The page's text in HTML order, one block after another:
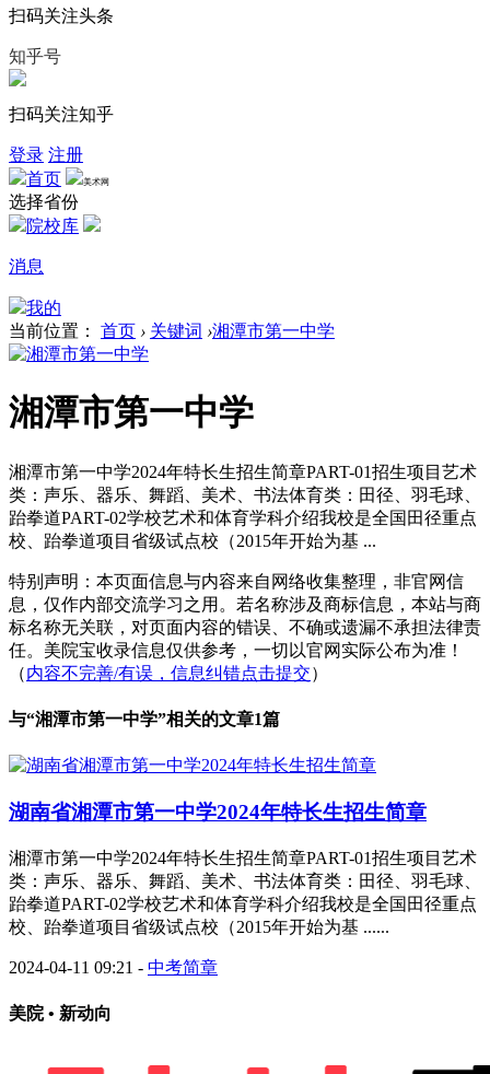
扫码关注头条
知乎号
扫码关注知乎
登录 注册
首页
美术网
选择省份
院校库
消息
我的
当前位置：
首页 › 关键词 ›湘潭市第一中学
湘潭市第一中学
湘潭市第一中学2024年特长生招生简章PART-01招生项目艺术
类：声乐、器乐、舞蹈、美术、书法体育类：田径、羽毛球、
跆拳道PART-02学校艺术和体育学科介绍我校是全国田径重点
校、跆拳道项目省级试点校（2015年开始为基 ...
特别声明：本页面信息与内容来自网络收集整理，非官网信
息，仅作内部交流学习之用。若名称涉及商标信息，本站与商
标名称无关联，对页面内容的错误、不确或遗漏不承担法律责
任。美院宝收录信息仅供参考，一切以官网实际公布为准！
（内容不完善/有误，信息纠错点击提交）
与“湘潭市第一中学”相关的文章1篇
湖南省​湘潭市第一中学2024年特长生招生简章
湘潭市第一中学2024年特长生招生简章PART-01招生项目艺术
类：声乐、器乐、舞蹈、美术、书法体育类：田径、羽毛球、
跆拳道PART-02学校艺术和体育学科介绍我校是全国田径重点
校、跆拳道项目省级试点校（2015年开始为基 ......
2024-04-11 09:21 - 中考简章
美院 • 新动向